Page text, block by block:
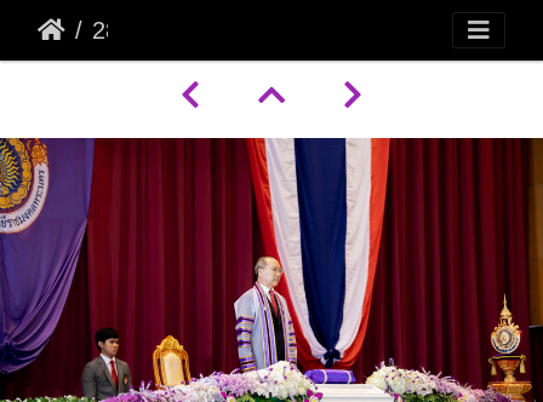
28256 DSC 8055 2500x1667